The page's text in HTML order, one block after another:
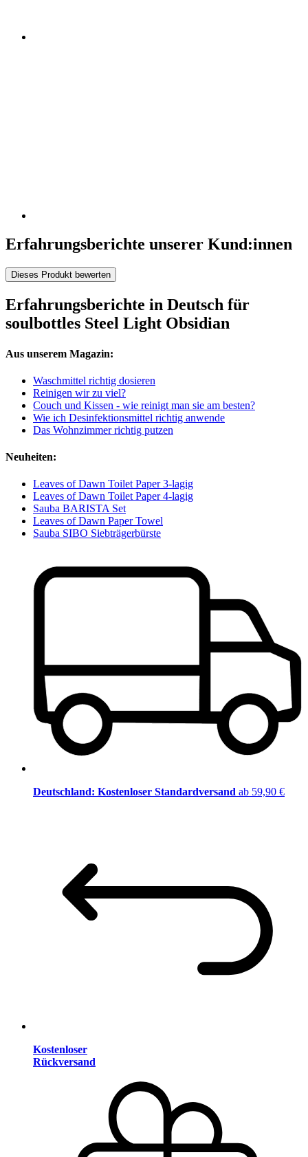
Erfahrungsberichte unserer Kund:innen
Dieses Produkt bewerten
Erfahrungsberichte in Deutsch für
soulbottles Steel Light Obsidian
Aus unserem Magazin:
Waschmittel richtig dosieren
Reinigen wir zu viel?
Couch und Kissen - wie reinigt man sie am besten?
Wie ich Desinfektionsmittel richtig anwende
Das Wohnzimmer richtig putzen
Neuheiten:
Leaves of Dawn Toilet Paper 3-lagig
Leaves of Dawn Toilet Paper 4-lagig
Sauba BARISTA Set
Leaves of Dawn Paper Towel
Sauba SIBO Siebträgerbürste
Deutschland: Kostenloser Standardversand ab 59,90 €
Kostenloser
Rückversand